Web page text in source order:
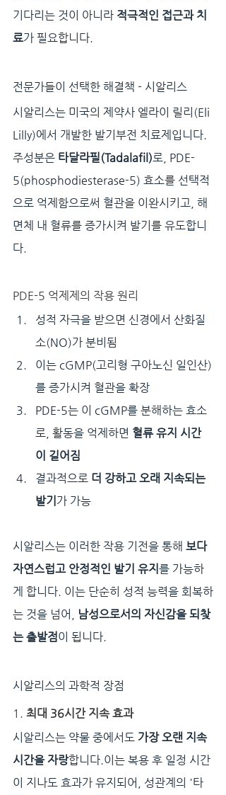
기다리는 것이 아니라 적극적인 접근과 치
료가 필요합니다.
전문가들이 선택한 해결책 - 시알리스
시알리스는 미국의 제약사 엘라이 릴리(Eli
Lilly)에서 개발한 발기부전 치료제입니다.
주성분은 타달라필(Tadalafil)로, PDE-
5(phosphodiesterase-5) 효소를 선택적
으로 억제함으로써 혈관을 이완시키고, 해
면체 내 혈류를 증가시켜 발기를 유도합니
다.
PDE-5 억제제의 작용 원리
성적 자극을 받으면 신경에서 산화질
소(NO)가 분비됨
이는 cGMP(고리형 구아노신 일인산)
를 증가시켜 혈관을 확장
PDE-5는 이 cGMP를 분해하는 효소
로, 활동을 억제하면 혈류 유지 시간
이 길어짐
결과적으로 더 강하고 오래 지속되는
발기 가 가능
시알리스는 이러한 작용 기전을 통해 보다
자연스럽고 안정적인 발기 유지 를 가능하
게 합니다. 이는 단순히 성적 능력을 회복하
는 것을 넘어,
남성으로서의 자신감을 되찾
는 출발점이 됩니다.
시알리스의 과학적 장점
1. 최대 36시간 지속 효과
시알리스는 약물 중에서도 가장 오랜 지속
시간을 자랑합니다.이는 복용 후 일정 시간
이 지나도 효과가 유지되어, 성관계의 '타